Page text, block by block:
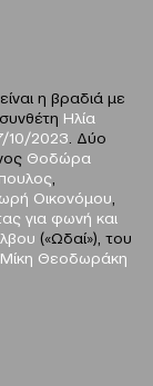
η βραδιά με
Ηλία
10/2023 . Δύο
Θοδώρα
Οικονόμου
για φωνή και
(«Ωδαί»), του
Μίκη Θεοδωράκη